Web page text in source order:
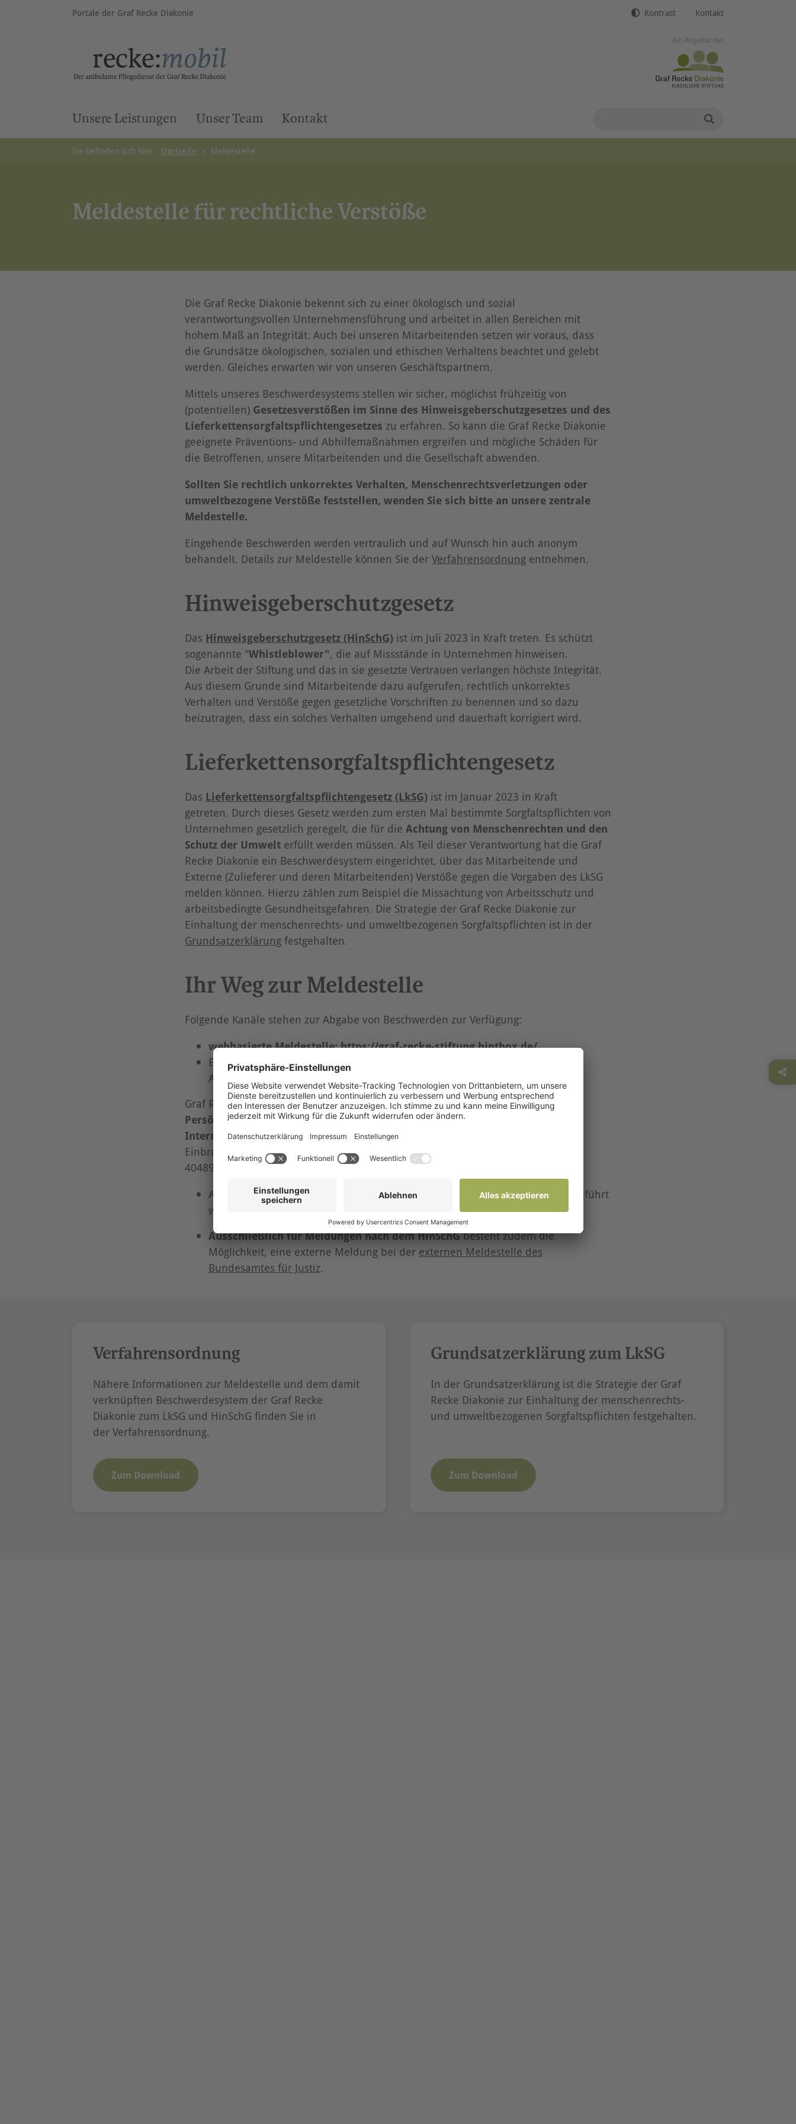
Portale der Graf Recke Diakonie Kontrast Kontakt
Unsere Leistungen Unser Team Kontakt
Sie befinden sich hier: Startseite > Meldestelle
Meldestelle für rechtliche Verstöße
Die Graf Recke Diakonie bekennt sich zu einer ökologisch und sozial
verantwortungsvollen Unternehmensführung und arbeitet in allen Bereichen mit
hohem Maß an Integrität. Auch bei unseren Mitarbeitenden setzen wir voraus, dass
die Grundsätze ökologischen, sozialen und ethischen Verhaltens beachtet und gelebt
werden. Gleiches erwarten wir von unseren Geschäftspartnern.
Mittels unseres Beschwerdesystems stellen wir sicher, möglichst frühzeitig von
(potentiellen) Gesetzesverstößen im Sinne des Hinweisgeberschutzgesetzes und des
Lieferkettensorgfaltspflichtengesetzes zu erfahren. So kann die Graf Recke Diakonie
geeignete Präventions- und Abhilfemaßnahmen ergreifen und mögliche Schäden für
die Betroffenen, unsere Mitarbeitenden und die Gesellschaft abwenden.
Sollten Sie rechtlich unkorrektes Verhalten, Menschenrechtsverletzungen oder
umweltbezogene Verstöße feststellen, wenden Sie sich bitte an unsere zentrale
Meldestelle.
Eingehende Beschwerden werden vertraulich und auf Wunsch hin auch anonym
behandelt. Details zur Meldestelle können Sie der Verfahrensordnung entnehmen.
Hinweisgeberschutzgesetz
Das Hinweisgeberschutzgesetz (HinSchG) ist im Juli 2023 in Kraft treten. Es schützt
sogenannte "Whistleblower", die auf Missstände in Unternehmen hinweisen.
Die Arbeit der Stiftung und das in sie gesetzte Vertrauen verlangen höchste Integrität.
Aus diesem Grunde sind Mitarbeitende dazu aufgerufen, rechtlich unkorrektes
Verhalten und Verstöße gegen gesetzliche Vorschriften zu benennen und so dazu
beizutragen, dass ein solches Verhalten umgehend und dauerhaft korrigiert wird.
Lieferkettensorgfaltspflichtengesetz
Das Lieferkettensorgfaltspflichtengesetz (LkSG) ist im Januar 2023 in Kraft
getreten. Durch dieses Gesetz werden zum ersten Mal bestimmte Sorgfaltspflichten von
Unternehmen gesetzlich geregelt, die für die Achtung von Menschenrechten und den
Schutz der Umwelt erfüllt werden müssen. Als Teil dieser Verantwortung hat die Graf
Recke Diakonie ein Beschwerdesystem eingerichtet, über das Mitarbeitende und
Externe (Zulieferer und deren Mitarbeitenden) Verstöße gegen die Vorgaben des LkSG
melden können. Hierzu zählen zum Beispiel die Missachtung von Arbeitsschutz und
arbeitsbedingte Gesundheitsgefahren. Die Strategie der Graf Recke Diakonie zur
Einhaltung der menschenrechts- und umweltbezogenen Sorgfaltspflichten ist in der
Grundsatzerklärung festgehalten.
Ihr Weg zur Meldestelle
Folgende Kanäle stehen zur Abgabe von Beschwerden zur Verfügung:
webbasierte Meldestelle:https://graf-recke-stiftung.hintbox.de/
Beschwerden können zudem
Adresse gesendet werden:
Graf Recke Diakonie
Persönlich / Vertraulich
Interne Meldestelle
Einbrunger Str. 82
40489 Düsseldorf
Auf Wunsch der hinweisgebenden Person kann ein persönliches Gespräch geführt
werden. Ein solches Gespräch ist nur nach vorheriger Vereinbarung möglich.
Ausschließlich für Meldungen nach dem HinSchGbesteht zudem die
Möglichkeit, eine externe Meldung bei der externen Meldestelle des
Bundesamtes für Justiz.
Verfahrensordnung
Nähere Informationen zur Meldestelle und dem damit
verknüpften Beschwerdesystem der Graf Recke
Diakonie zum LkSG und HinSchG finden Sie in
der Verfahrensordnung.
Zum Download
Grundsatzerklärung zum LkSG
In der Grundsatzerklärung ist die Strategie der Graf
Recke Diakonie zur Einhaltung der menschenrechts-
und umweltbezogenen Sorgfaltspflichten festgehalten.
Zum Download